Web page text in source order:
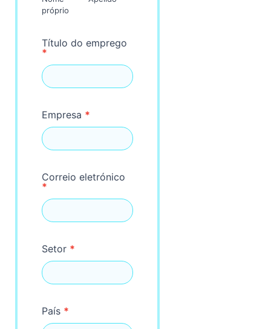
próprio
Título do emprego
*
Empresa *
Correio eletrónico
*
Setor *
País *